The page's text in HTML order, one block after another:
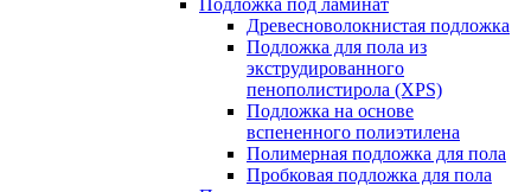
Подложка под ламинат
Древесноволокнистая подложка
Подложка для пола из
экструдированного
пенополистирола (XPS)
Подложка на основе
вспененного полиэтилена
Полимерная подложка для пола
Пробковая подложка для пола